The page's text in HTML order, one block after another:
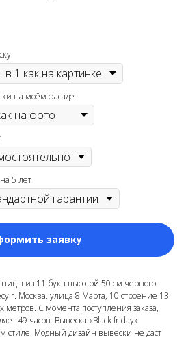
на моём фасаде
5 лет
заявку
из 11 букв высотой 50 см черного
г. Москва, улица 8 Марта, 10 строение 13.
метров. С момента поступления заказа,
49 часов. Вывеска «Black friday»
стиле. Модный дизайн вывески не даст